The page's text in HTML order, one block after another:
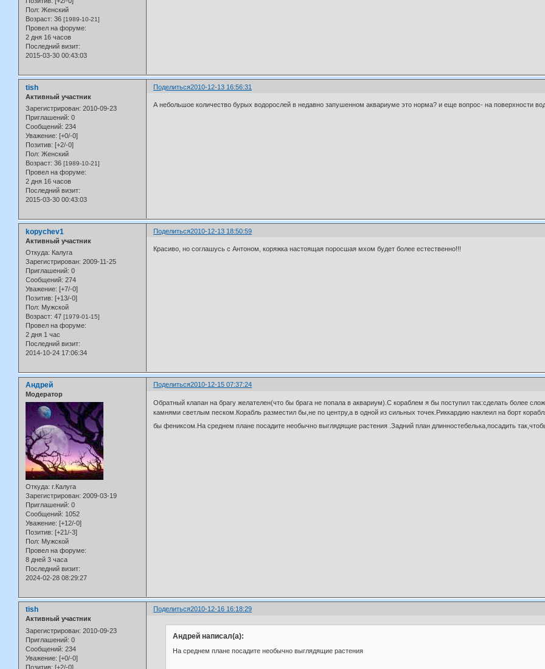
Пол: Женский
Возраст: 36 [1989-10-21]
Провел на форуме:
2 дня 16 часов
Последний визит:
2015-03-30 00:43:03
Поделиться2010-12-13 16:56:31
tish
Активный участник
Зарегистрирован: 2010-09-23
Приглашений: 0
Сообщений: 234
Уважение: [+0/-0]
Позитив: [+2/-0]
Пол: Женский
Возраст: 36 [1989-10-21]
Провел на форуме:
2 дня 16 часов
Последний визит:
2015-03-30 00:43:03
А небольшое количество бурых водорослей в недавно запушенном аквариуме это норма? и еще вопрос- на поверхности
Поделиться2010-12-13 18:50:59
kopychev1
Активный участник
Откуда: Калуга
Зарегистрирован: 2009-11-25
Приглашений: 0
Сообщений: 274
Уважение: [+7/-0]
Позитив: [+13/-0]
Пол: Мужской
Возраст: 47 [1979-01-15]
Провел на форуме:
2 дня 1 час
Последний визит:
2014-10-24 17:06:34
Красиво, но соглашусь с Антоном, коряжка настоящая поросшая мхом будет более естественно!!!
Поделиться2010-12-15 07:37:24
Андрей
Модератор
Откуда: г.Калуга
Зарегистрирован: 2009-03-19
Приглашений: 0
Сообщений: 1052
Уважение: [+12/-0]
Позитив: [+21/-3]
Пол: Мужской
Провел на форуме:
8 дней 3 часа
Последний визит:
2024-02-28 08:29:27
Обратный клапан на брагу желателен(что бы брага не попала в аквариум).С кораблем я бы поступил так:сделать более
камнями светлым песком.Корабль разместил бы,не по центру,а в одной из сильных точек.Риккардию наклеил на борт
бы фениксом.На среднем плане посадите необычно выглядящие растения .Задний план длинностебелька,посадить
Поделиться2010-12-16 16:18:29
tish
Активный участник
Зарегистрирован: 2010-09-23
Приглашений: 0
Сообщений: 234
Уважение: [+0/-0]
Позитив: [+2/-0]
Андрей написал(а):
На среднем плане посадите необычно выглядящие растения